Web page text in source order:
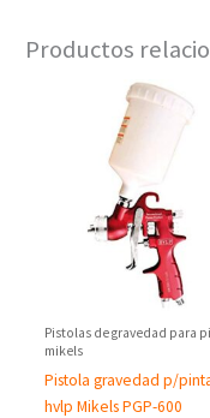
Productos
Pistolas de gravedad para
mikels
Pistola gravedad p/
hvlp Mikels PGP-600